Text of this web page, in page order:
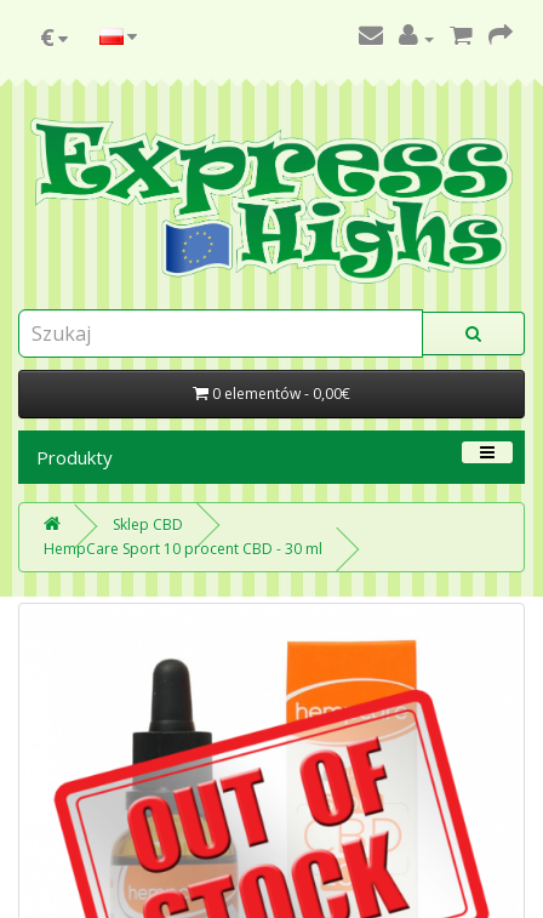
€
0 elementów - 0,00€
Produkty
Sklep CBD
HempCare Sport 10 procent CBD - 30 ml